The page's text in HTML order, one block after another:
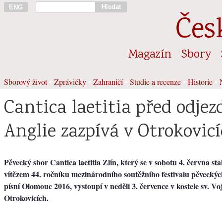
ENG Hledat
Magazín Sbory
Sborový život• Zprávičky Zahraničí• Studie a recenze Historie
Cantica laetitia před
Anglie zazpívá v
Pěvecký sbor Cantica laetitia Zlín, který se v sobotu 4. června
vítězem 44. ročníku mezinárodního soutěžního festivalu
písní Olomouc 2016, vystoupí v neděli 3. července v kostele sv.
Otrokovicích.